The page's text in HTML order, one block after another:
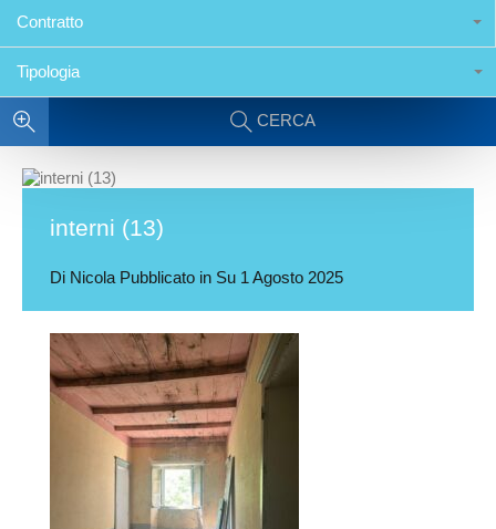
Contratto
Tipologia
CERCA
interni (13)
Di Nicola Pubblicato in Su 1 Agosto 2025